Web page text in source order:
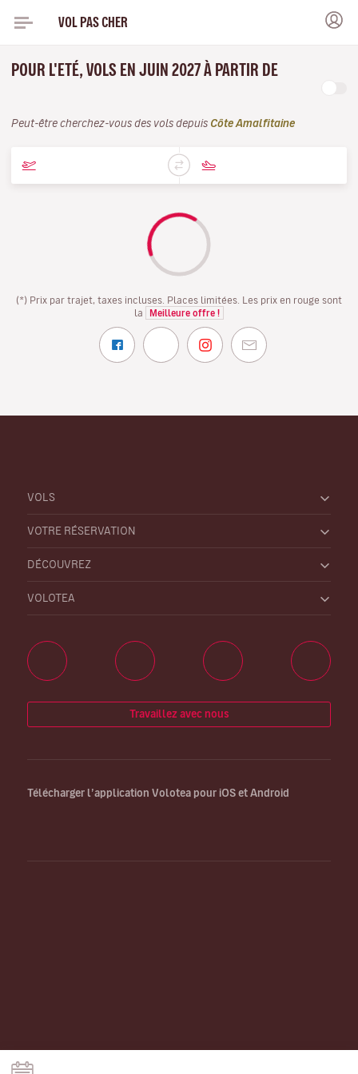
VOL PAS CHER
POUR L'ETÉ, VOLS EN JUIN 2027 À PARTIR DE
Peut-être cherchez-vous des vols depuis Côte Amalfitaine
(*) Prix par trajet, taxes incluses. Places limitées. Les prix en rouge sont
la
Meilleure offre !
VOLS
VOTRE RÉSERVATION
DÉCOUVREZ
VOLOTEA
Travaillez avec nous
Télécharger l’application Volotea pour iOS et Android